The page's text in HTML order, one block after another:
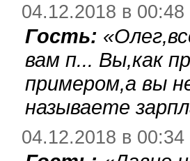
04.12.2018 в 00:48
Гость: «
вам п... Вы,как
примером,а вы
называете
04.12.2018 в 00:34